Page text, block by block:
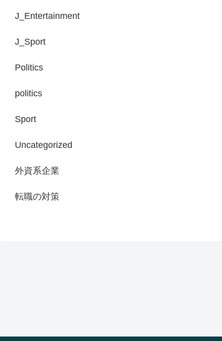
J_Entertainment
J_Sport
Politics
politics
Sport
Uncategorized
外資系企業
転職の対策